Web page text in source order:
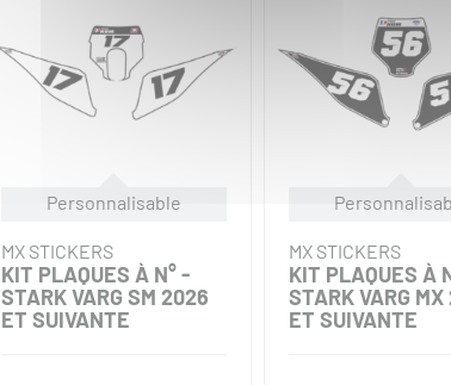
Personnalisable
MX STICKERS
KIT PLAQUES À N° -
STARK VARG SM 2026
ET SUIVANTE
MX STICKERS
KIT PLAQUES À
STARK VARG
ET SUIVANTE